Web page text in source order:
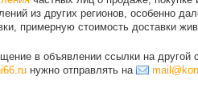
из других регионов, особенно
примерную стоимость доставки
в объявлении ссылки на другой
нужно отправлять на